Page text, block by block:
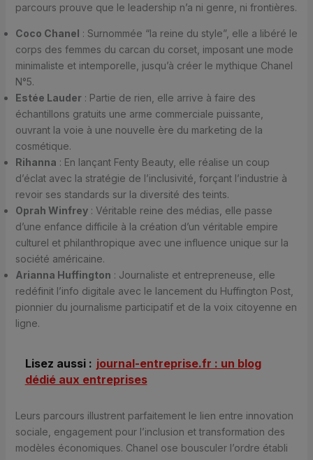
parcours prouve que le leadership n’a ni genre, ni frontières.
Coco Chanel : Surnommée “la reine du style”, elle a libéré le
corps des femmes du carcan du corset, imposant une mode
minimaliste et intemporelle, jusqu’à créer le mythique Chanel
N°5.
Estée Lauder: Partie de rien, elle arrive à faire des
échantillons gratuits une arme commerciale puissante,
ouvrant la voie à une nouvelle ère du marketing de la
cosmétique.
Rihanna : En lançant Fenty Beauty, elle réalise un coup
d’éclat avec la stratégie de l’inclusivité, forçant l’industrie à
revoir ses standards sur la diversité des teints.
Oprah Winfrey: Véritable reine des médias, elle passe
d’une enfance difficile à la création d’un véritable empire
culturel et philanthropique avec une influence unique sur la
société américaine.
Arianna Huffington : Journaliste et entrepreneuse, elle
redéfinit l’info digitale avec le lancement du Huffington Post,
pionnier du journalisme participatif et de la voix citoyenne en
ligne.
Lisez aussi : journal-entreprise.fr : un blog
dédié aux entreprises
Leurs parcours illustrent parfaitement le lien entre innovation
sociale, engagement pour l’inclusion et transformation des
modèles économiques. Chanel ose bousculer l’ordre établi